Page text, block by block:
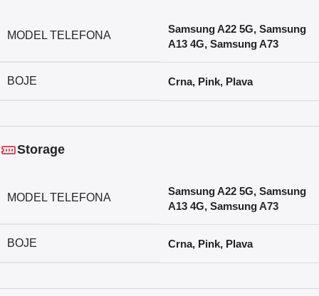
MODEL TELEFONA
Samsung A22 5G, Samsung
A13 4G, Samsung A73
BOJE Crna, Pink, Plava
Storage
MODEL TELEFONA
Samsung A22 5G, Samsung
A13 4G, Samsung A73
BOJE Crna, Pink, Plava